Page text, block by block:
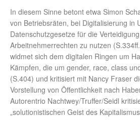
In diesem Sinne betont etwa Simon
von Betriebsräten, bei Digitalisierung in
Datenschutzgesetze für die
Arbeitnehmerrechten zu nutzen
widmet sich dem digitalen Ringen um
Kämpfen, die um gender, race, class
(S.404) und kritisiert mit Nancy Fraser
Vorstellung von Öffentlichkeit nach
Autorentrio Nachtwey/Truffer/Seidl
„solutionistischen Geist des